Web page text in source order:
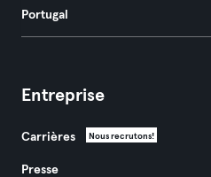
Portugal
Entreprise
Carrières Nous recrutons!
Presse